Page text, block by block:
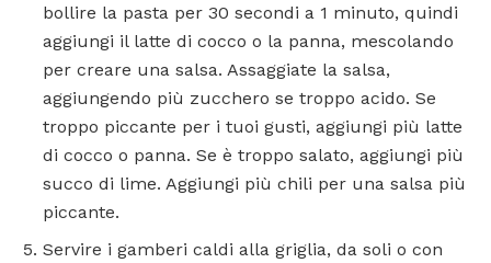
bollire la pasta per 30 secondi a 1 minuto, quindi
aggiungi il latte di cocco o la panna, mescolando
per creare una salsa. Assaggiate la salsa,
aggiungendo più zucchero se troppo acido. Se
troppo piccante per i tuoi gusti, aggiungi più latte
di cocco o panna. Se è troppo salato, aggiungi più
succo di lime. Aggiungi più chili per una salsa più
piccante.
Servire i gamberi caldi alla griglia, da soli o con